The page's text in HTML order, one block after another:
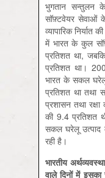
भुगतान सन्तुलन
सॉफ़्टवेयर सेवाओं
व्यापारिक
में भारत के कुल
प्रतिशत था,
प्रतिशत था।
भारत के सकल घरेलू
प्रतिशत था तथा
प्रशासन तथा
की 9.4 प्रतिशत
सकल घरेलू उत्पाद
रही है।
भारतीय
वाले दिनों में